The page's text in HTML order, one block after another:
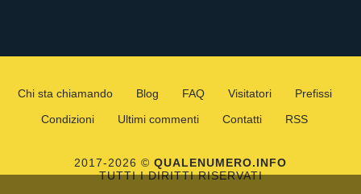
Chi sta chiamando Blog FAQ Visitatori
Prefissi
Condizioni
Ultimi commenti Contatti RSS
2017-2026 © QUALENUMERO.INFO
TUTTI I DIRITTI RISERVATI